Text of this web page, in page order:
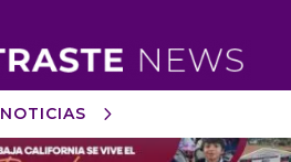
NOTICIAS